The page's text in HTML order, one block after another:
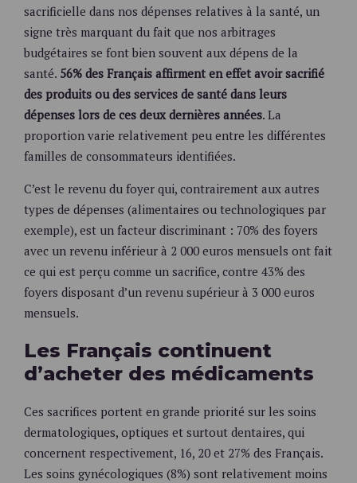
sacrificielle dans nos dépenses relatives à la santé, un
signe très marquant du fait que nos arbitrages
budgétaires se font bien souvent aux dépens de la
santé. 56% des Français affirment en effet avoir sacrifié
des produits ou des services de santé dans leurs
dépenses lors de ces deux dernières années. La
proportion varie relativement peu entre les différentes
familles de consommateurs identifiées.
C’est le revenu du foyer qui, contrairement aux autres
types de dépenses (alimentaires ou technologiques par
exemple), est un facteur discriminant : 70% des foyers
avec un revenu inférieur à 2 000 euros mensuels ont fait
ce qui est perçu comme un sacrifice, contre 43% des
foyers disposant d’un revenu supérieur à 3 000 euros
mensuels.
Les Français continuent
d’acheter des médicaments
Ces sacrifices portent en grande priorité sur les soins
dermatologiques, optiques et surtout dentaires, qui
concernent respectivement, 16, 20 et 27% des Français.
Les soins gynécologiques (8%) sont relativement moins